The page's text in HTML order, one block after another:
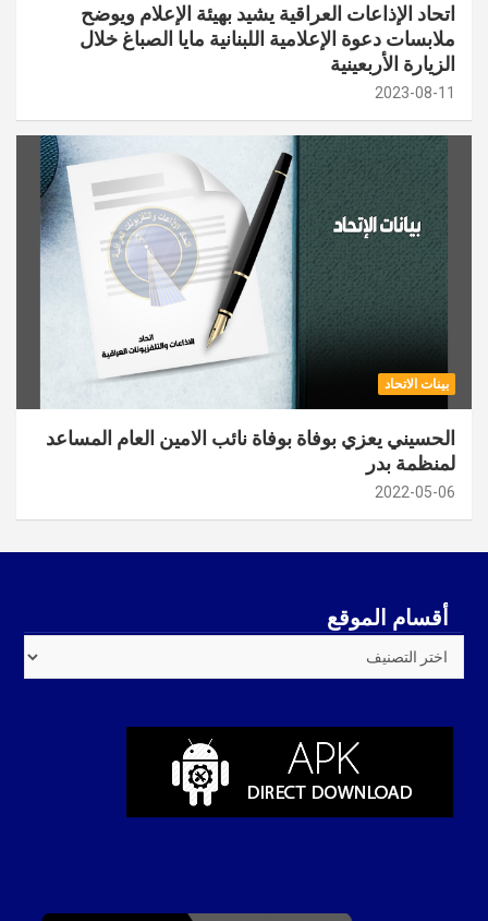
اتحاد الإذاعات العراقية يشيد بهيئة الإعلام ويوضح
ملابسات دعوة الإعلامية اللبنانية مايا الصباغ خلال
الزيارة الأربعينية
2023-08-11
بينات الاتحاد
الحسيني يعزي بوفاة بوفاة نائب الامين العام المساعد
لمنظمة بدر
2022-05-06
أقسام الموقع
الموقع